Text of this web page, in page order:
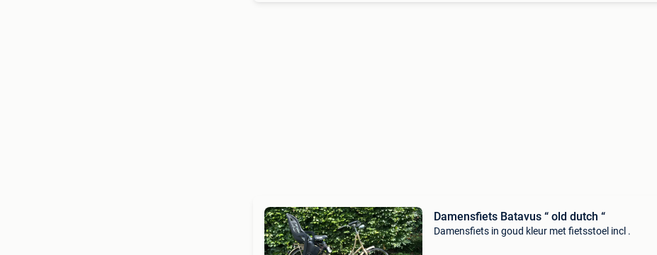
Damensfiets Batavus “ old dutch “
Damensfiets in goud kleur met fietsstoel incl .